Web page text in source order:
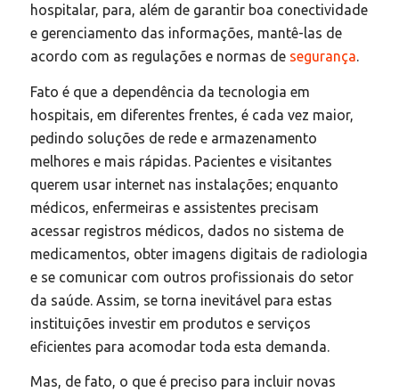
hospitalar, para, além de garantir boa conectividade
e gerenciamento das informações, mantê-las de
acordo com as regulações e normas de segurança.
Fato é que a dependência da tecnologia em
hospitais, em diferentes frentes, é cada vez maior,
pedindo soluções de rede e armazenamento
melhores e mais rápidas. Pacientes e visitantes
querem usar internet nas instalações; enquanto
médicos, enfermeiras e assistentes precisam
acessar registros médicos, dados no sistema de
medicamentos, obter imagens digitais de radiologia
e se comunicar com outros profissionais do setor
da saúde. Assim, se torna inevitável para estas
instituições investir em produtos e serviços
eficientes para acomodar toda esta demanda.
Mas, de fato, o que é preciso para incluir novas